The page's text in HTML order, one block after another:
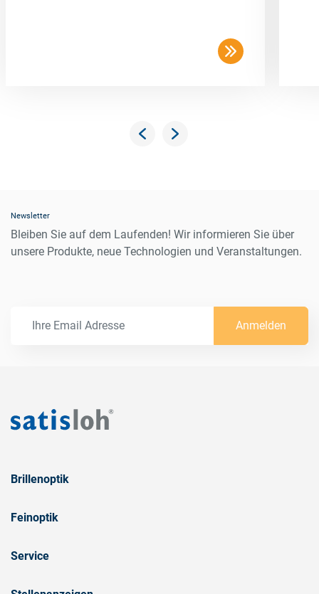
Newsletter
Bleiben Sie auf dem Laufenden! Wir informieren Sie über
unsere Produkte, neue Technologien und Veranstaltungen.
Anmelden
Brillenoptik
Feinoptik
Service